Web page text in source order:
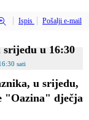
Ispis Pošalji e-mail
sati
u srijedu,
"Oazina" dječja